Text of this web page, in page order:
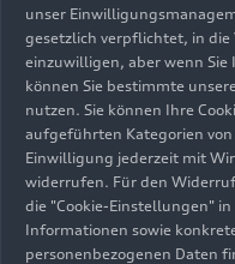
Für
Audi
unser
gesetzlich verpflichtet, in die
einzuwilligen, aber wenn
können Sie bestimmte
nutzen. Sie können Ihre
aufgeführten Kategorien von
Einwilligung jederzeit mit
widerrufen. Für den
die "Cookie-Einstellungen"
Informationen sowie
personenbezogenen Daten